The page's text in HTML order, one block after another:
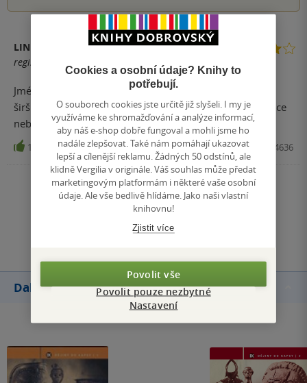
LINDA
registrovaný uživatel
Jméno autora je zárukou kvality. Vnímat (pra)dějiny v
širším kontextu je potřeba a ne vždy k tomu tak publikace
nebo dokumenty přistupují. Proto velmi užitečná kniha.
1 Kniha, Triton, 2011, 9788073874636
Zobrazit všechna hodnocení
Přidat hodnocení
Další knihy autora
Cookies a osobní údaje? Knihy to
potřebují.
O souborech cookies jste určitě již slyšeli. I my je
využíváme ke shromažďování a analýze informací,
aby náš e-shop dobře fungoval a mohli jsme ho
nadále zlepšovat. Také nám pomáhají ukazovat
lepší a cílenější reklamu. Žádných 50 odstínů, ale
klidně Vergilia v originále. Váš souhlas může předat
marketingovým platformám i některé vaše osobní
údaje. Ale vše bedlivě hlídáme. Jako naši vlastní
knihovnu!
Zjistit více
Povolit vše
Povolit pouze nezbytné
Nastavení